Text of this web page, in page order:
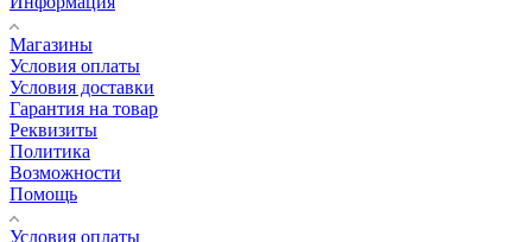
Магазины
Условия оплаты
Условия доставки
Гарантия на товар
Реквизиты
Политика
Возможности
Помощь
Условия оплаты